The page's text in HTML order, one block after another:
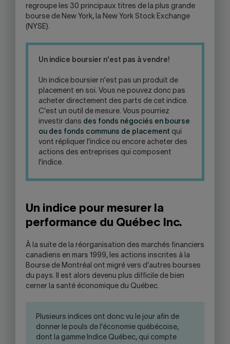
regroupe les 30 principaux titres de la plus grande
bourse de New York, la New York Stock Exchange
(NYSE).
Un indice boursier n'est pas à vendre!
Un indice boursier n'est pas un produit de
placement en soi. Vous ne pouvez donc pas
acheter directement des parts de cet indice.
C'est un outil de mesure. Vous pourriez
investir dans des fonds négociés en bourse
ou des fonds communs de placement qui
vont répliquer l'indice ou encore acheter des
actions des entreprises qui composent
l'indice.
Un indice pour mesurer la
performance du Québec Inc.
À la suite de la réorganisation des marchés financiers
canadiens en mars 1999, les actions inscrites à la
Bourse de Montréal ont migré vers d'autres bourses
du pays. Il est alors devenu plus difficile de bien
cerner la santé économique du Québec.
Plusieurs indices ont donc vu le jour afin de
donner le pouls de l'économie québécoise,
dont la gamme Indice Québec, qui compte